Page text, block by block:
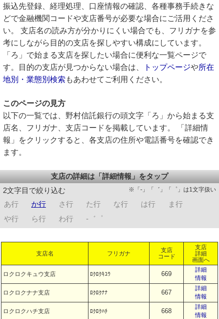
振込先登録、経理処理、口座情報の確認、各種事務手続きな
どで金融機関コードや支店番号が必要な場合にご活用くださ
い。 支店名の読み方が分かりにくい場合でも、フリガナを参
考にしながら目的の支店を探しやすい構成にしています。
「ろ」で始まる支店を探したい場合に便利な一覧ページで
す。目的の支店が見つからない場合は、
トップページや所在
地別・業態別検索 もあわせてご利用ください。
このページの見方
以下の一覧では、野村信託銀行の頭文字「ろ」から始まる支
店名、フリガナ、支店コードを掲載しています。 「詳細情
報」をクリックすると、各支店の住所や電話番号を確認でき
ます。
支店の詳細は「詳細情報」をタップ
2文字目で絞り込む
※「-」「゛」「゜」は1文字扱い
あ行 か行 さ行 た行 な行 は行
ま行
や行
ら行 わ行 -゛゜
支店名 フリガナ
支店
コード
支店
詳細
画面へ
ロクロクキュウ支店 ﾛｸﾛｸｷﾕｳ 669
詳細
情報
ロクロクナナ支店 ﾛｸﾛｸﾅﾅ 667
詳細
情報
ロクロクハチ支店 ﾛｸﾛｸﾊﾁ 668
詳細
情報